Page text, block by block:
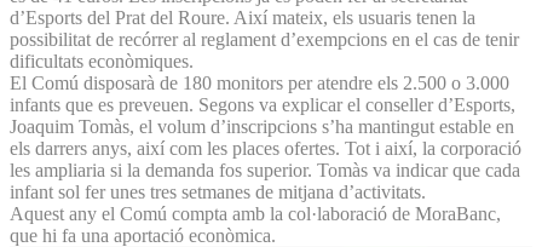
d’Esports del Prat del Roure. Així mateix, els usuaris tenen la
possibilitat de recórrer al reglament d’exempcions en el cas de tenir
dificultats econòmiques.
El Comú disposarà de 180 monitors per atendre els 2.500 o 3.000
infants que es preveuen. Segons va explicar el conseller d’Esports,
Joaquim Tomàs, el volum d’inscripcions s’ha mantingut estable en
els darrers anys, així com les places ofertes. Tot i així, la corporació
les ampliaria si la demanda fos superior. Tomàs va indicar que cada
infant sol fer unes tres setmanes de mitjana d’activitats.
Aquest any el Comú compta amb la col·laboració de MoraBanc,
que hi fa una aportació econòmica.